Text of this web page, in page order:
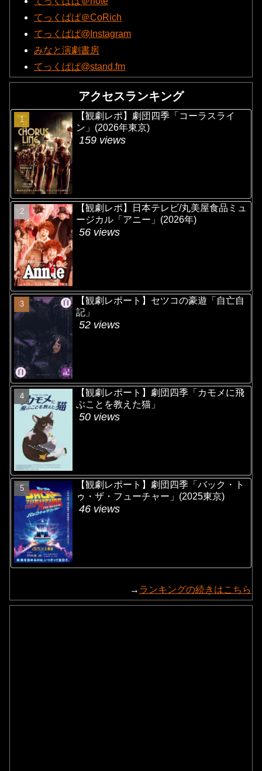
てっくぱぱ＠CoRich
てっくぱぱ@Instagram
みなと演劇書房
てっくぱぱ@stand.fm
アクセスランキング
【観劇レポ】劇団四季「コーラスライ
ン」(2026年東京)
159 views
【観劇レポ】日本テレビ/丸美屋食品ミュ
ージカル「アニー」(2026年)
56 views
【観劇レポート】セツコの豪遊「自亡自
記」
52 views
【観劇レポート】劇団四季「カモメに飛
ぶことを教えた猫」
50 views
【観劇レポート】劇団四季「バック・ト
ゥ・ザ・フューチャー」(2025東京)
46 views
→ ランキングの続きはこちら